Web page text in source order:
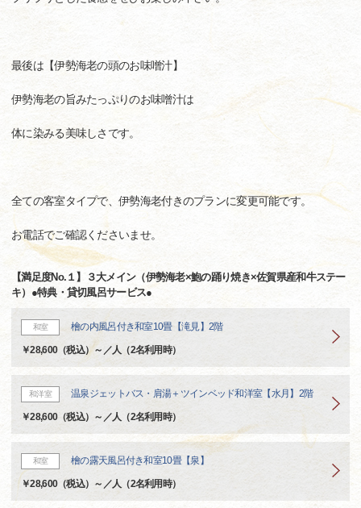
最後は【伊勢海老の頭のお味噌汁】
伊勢海老の旨みたっぷりのお味噌汁は
体に染みる美味しさです。
全ての客室タイプで、伊勢海老付きのプランに変更可能です。
お電話でご確認くださいませ。
【満足度No.１】３大メイン（伊勢海老×鮑の踊り焼き×佐賀県産和牛ステー
キ）●特典・貸切風呂サービス●
和室 檜の内風呂付き和室10畳【滝見】2階
￥28,600（税込）～／人（2名利用時）
和洋室 温泉ジェットバス・肩湯＋ツインベッド和洋室【水月】2階
￥28,600（税込）～／人（2名利用時）
和室 檜の露天風呂付き和室10畳【泉】
￥28,600（税込）～／人（2名利用時）